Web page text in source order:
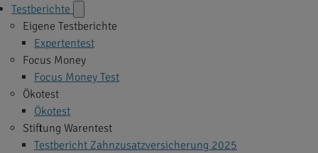
Testberichte
Eigene Testberichte
Expertentest
Focus Money
Focus Money Test
Ökotest
Ökotest
Stiftung Warentest
Testbericht Zahnzusatzversicherung 2025